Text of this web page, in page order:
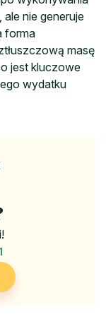
nie generuje
forma
masę
jest kluczowe
wydatku